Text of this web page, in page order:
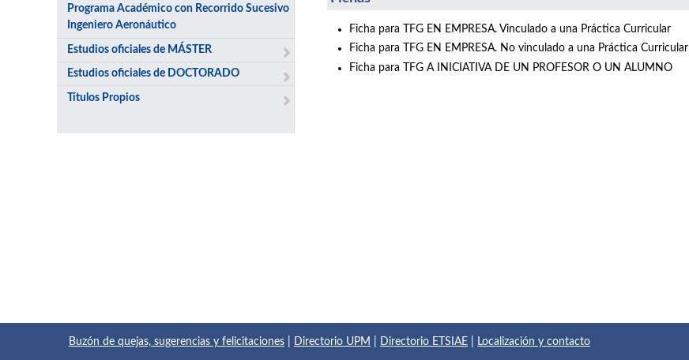
Programa Académico con Recorrido Sucesivo
Ingeniero Aeronáutico
Estudios oficiales de MÁSTER
Estudios oficiales de DOCTORADO
Títulos Propios
Ficha para TFG EN EMPRESA. Vinculado a una Práctica Curricular
Ficha para TFG EN EMPRESA. No vinculado a una Práctica Curricular
Ficha para TFG A INICIATIVA DE UN PROFESOR O UN ALUMNO
Buzón de quejas, sugerencias y felicitaciones Directorio UPM Directorio ETSIAE Localización y contacto